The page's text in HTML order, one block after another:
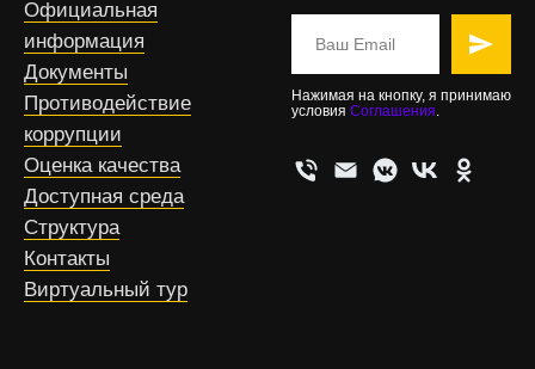
Официальная
информация
Документы
Противодействие
коррупции
Оценка качества
Доступная среда
Структура
Контакты
Виртуальный тур
Нажимая на кнопку, я принимаю
условия Соглашения.